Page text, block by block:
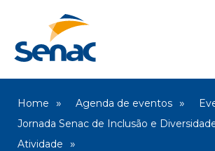
Home Agenda de eventos
Jornada Senac de Inclusão e
Atividade